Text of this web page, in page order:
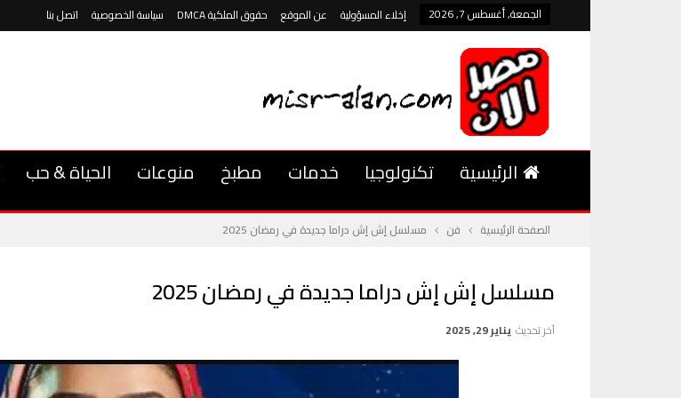
الجمعة, أغسطس 7, 2026 إخلاء المسؤولية عن الموقع حقوق الملكية DMCA سياسة الخصوصية اتصل بنا
الرئيسية تكنولوجيا خدمات مطبخ منوعات الحياة & حب
الصفحة الرئيسية فن مسلسل إش إش دراما جديدة في رمضان 2025
مسلسل إش إش دراما جديدة في رمضان 2025
آخر تحديث يناير 29, 2025